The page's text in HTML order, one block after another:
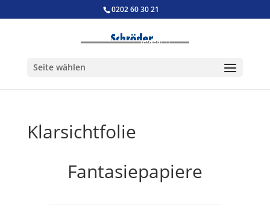
0202 60 30 21
Seite wählen
Klarsichtfolie
Fantasiepapiere